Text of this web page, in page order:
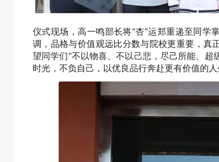
仪式现场，高一鸣部长将“杏”运郑重递至同学
调，品格与价值观远比分数与院校更重要，真
望同学们“不以物喜、不以己悲，尽己所能、超
时光，不负自己，以优良品行奔赴更有价值的